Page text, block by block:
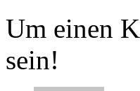
Um einen
sein!